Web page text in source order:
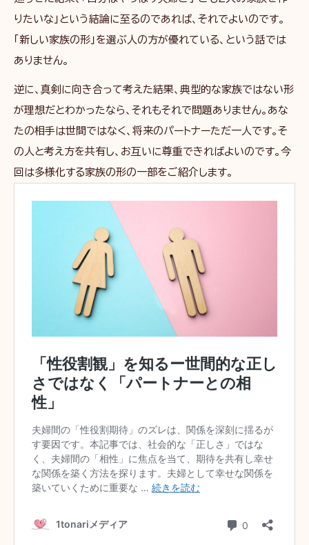
りたいな」という結論に至るのであれば、それでよいのです。
「新しい家族の形」を選ぶ人の方が優れている、という話では
ありません。
逆に、真剣に向き合って考えた結果、典型的な家族ではない形
が理想だとわかったなら、それもそれで問題ありません。あな
たの相手は世間ではなく、将来のパートナーただ一人です。そ
の人と考え方を共有し、お互いに尊重できればよいのです。今
回は多様化する家族の形の一部をご紹介します。